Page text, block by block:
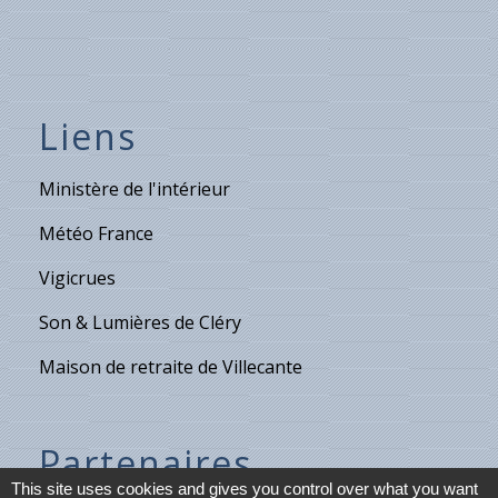
Liens
Ministère de l'intérieur
Météo France
Vigicrues
Son & Lumières de Cléry
Maison de retraite de Villecante
Partenaires
This site uses cookies and gives you control over what you want